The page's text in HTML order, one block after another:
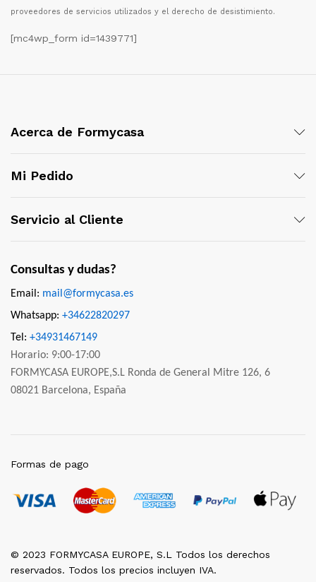
proveedores de servicios utilizados y el derecho de desistimiento.
[mc4wp_form id=1439771]
Acerca de Formycasa
Mi Pedido
Servicio al Cliente
Consultas y dudas?
Email: mail@formycasa.es
Whatsapp: +34622820297
Tel: +34931467149
Horario: 9:00-17:00
FORMYCASA EUROPE,S.L Ronda de General Mitre 126, 6
08021 Barcelona, España
© 2023 FORMYCASA EUROPE, S.L Todos los derechos
reservados. Todos los precios incluyen IVA.
Formas de pago